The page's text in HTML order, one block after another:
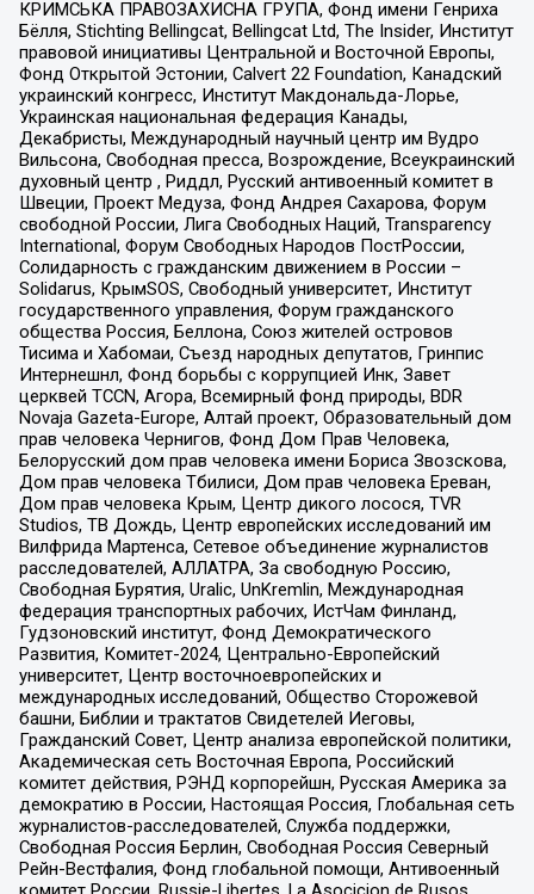
КРИМСЬКА ПРАВОЗАХИСНА ГРУПА, Фонд имени Генриха
Бёлля, Stichting Bellingcat, Bellingcat Ltd, The Insider, Институт
правовой инициативы Центральной и Восточной Европы,
Фонд Открытой Эстонии, Calvert 22 Foundation, Канадский
украинский конгресс, Институт Макдональда-Лорье,
Украинская национальная федерация Канады,
Декабристы, Международный научный центр им Вудро
Вильсона, Свободная пресса, Возрождение, Всеукраинский
духовный центр , Риддл, Русский антивоенный комитет в
Швеции, Проект Медуза, Фонд Андрея Сахарова, Форум
свободной России, Лига Свободных Наций, Transparеncy
International, Форум Свободных Народов ПостРоссии,
Солидарность с гражданским движением в России –
Solidarus, КрымSOS, Свободный университет, Институт
государственного управления, Форум гражданского
общества Россия, Беллона, Союз жителей островов
Тисима и Хабомаи, Съезд народных депутатов, Гринпис
Интернешнл, Фонд борьбы с коррупцией Инк, Завет
церквей TCCN, Агора, Всемирный фонд природы, BDR
Novaja Gazeta-Europe, Алтай проект, Образовательный дом
прав человека Чернигов, Фонд Дом Прав Человека,
Белорусский дом прав человека имени Бориса Звозскова,
Дом прав человека Тбилиси, Дом прав человека Ереван,
Дом прав человека Крым, Центр дикого лосося, TVR
Studios, ТВ Дождь, Центр европейских исследований им
Вилфрида Мартенса, Сетевое объединение журналистов
расследователей, АЛЛАТРА, За свободную Россию,
Свободная Бурятия, Uralic, UnKremlin, Международная
федерация транспортных рабочих, ИстЧам Финланд,
Гудзоновский институт, Фонд Демократического
Развития, Комитет-2024, Центрально-Европейский
университет, Центр восточноевропейских и
международных исследований, Общество Сторожевой
башни, Библии и трактатов Свидетелей Иеговы,
Гражданский Совет, Центр анализа европейской политики,
Академическая сеть Восточная Европа, Российский
комитет действия, РЭНД корпорейшн, Русская Америка за
демократию в России, Настоящая Россия, Глобальная сеть
журналистов-расследователей, Служба поддержки,
Свободная Россия Берлин, Свободная Россия Северный
Рейн-Вестфалия, Фонд глобальной помощи, Антивоенный